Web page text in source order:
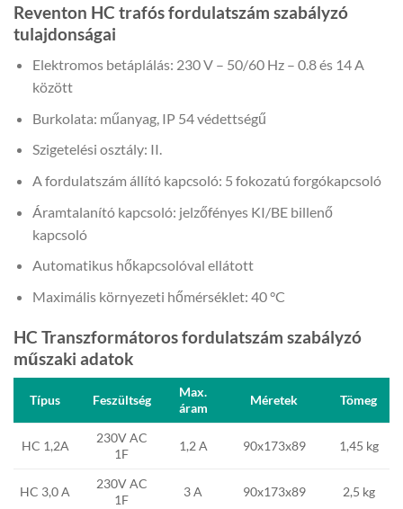
Reventon HC trafós fordulatszám szabályzó
tulajdonságai
Elektromos betáplálás: 230 V – 50/60 Hz – 0.8 és 14 A
között
Burkolata: műanyag, IP 54 védettségű
Szigetelési osztály: II.
A fordulatszám állító kapcsoló: 5 fokozatú forgókapcsoló
Áramtalanító kapcsoló: jelzőfényes KI/BE billenő
kapcsoló
Automatikus hőkapcsolóval ellátott
Maximális környezeti hőmérséklet: 40 °C
HC Transzformátoros fordulatszám szabályzó
műszaki adatok
HC 1,2A
230V AC
1F
1,2 A 90x173x89 1,45 kg
HC 3,0 A
230V AC
1F
3 A 90x173x89 2,5 kg
Típus Feszültség
Max.
áram
Méretek Tömeg